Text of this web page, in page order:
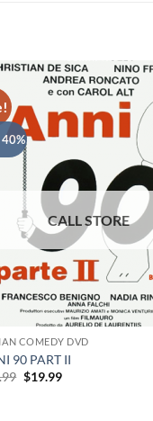
40%
COMEDY DVD
90 PART II
Original
$19.99Current